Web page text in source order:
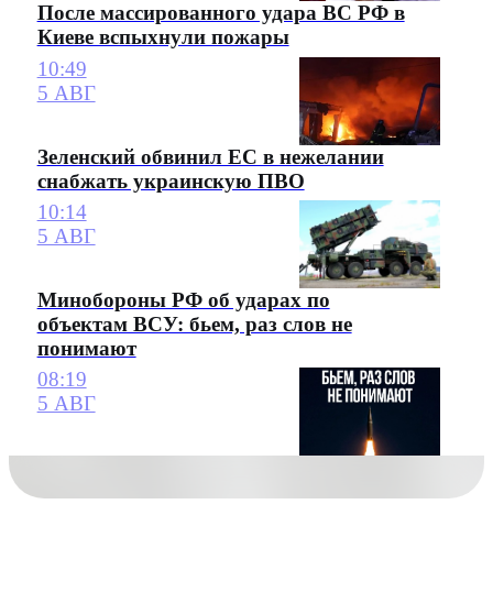
После массированного удара ВС РФ в
Киеве вспыхнули пожары
10:49
5 АВГ
Зеленский обвинил ЕС в нежелании
снабжать украинскую ПВО
10:14
5 АВГ
Минобороны РФ об ударах по
объектам ВСУ: бьем, раз слов не
понимают
08:19
5 АВГ